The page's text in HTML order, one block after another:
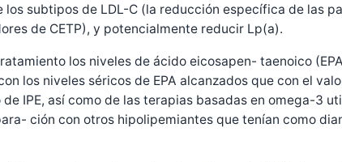
subtipos de LDL-C (la reducción específica de las
de CETP), y potencialmente reducir Lp(a).
los niveles de ácido eicosapen- taenoico
los niveles séricos de EPA alcanzados que con el
IPE, así como de las terapias basadas en omega-3
ción con otros hipolipemiantes que tenían como